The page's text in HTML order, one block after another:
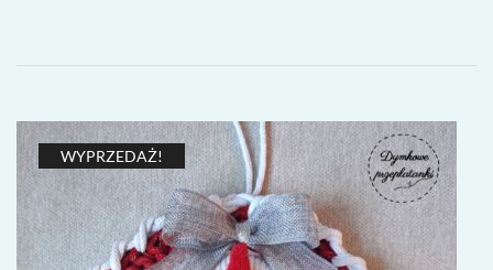
WYPRZEDAŻ!